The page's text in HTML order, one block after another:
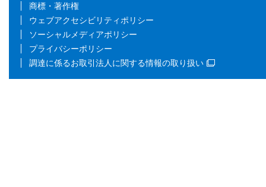
商標・著作権
ウェブアクセシビリティポリシー
ソーシャルメディアポリシー
プライバシーポリシー
調達に係るお取引法人に関する情報の取り扱い